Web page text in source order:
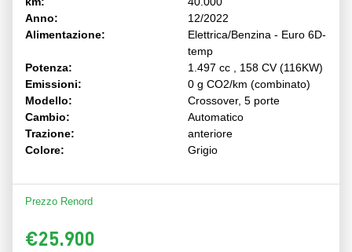
Anno:
12/2022
Alimentazione:
Elettrica/Benzina - Euro 6D-
temp
Potenza:
1.497 cc , 158 CV (116KW)
Emissioni:
0 g CO2/km (combinato)
Modello:
Crossover, 5 porte
Cambio:
Automatico
Trazione:
anteriore
Colore:
Grigio
Prezzo Renord
€25.900